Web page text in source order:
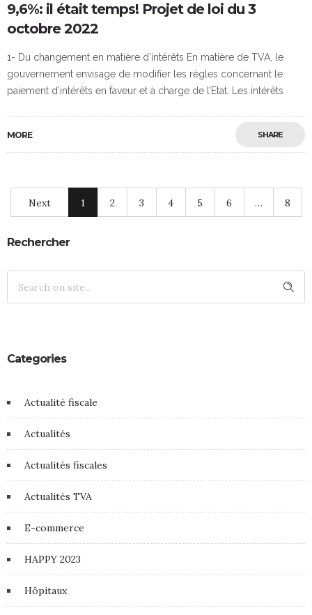
9,6%: il était temps! Projet de loi du 3
octobre 2022
1- Du changement en matière d’intérêts En matière de TVA, le
gouvernement envisage de modifier les règles concernant le
paiement d’intérêts en faveur et à charge de l’Etat. Les intérêts
MORE SHARE
Next 1 2 3 4 5 6 … 8
Rechercher
Categories
Actualité fiscale
Actualités
Actualités fiscales
Actualités TVA
E-commerce
HAPPY 2023
Hôpitaux